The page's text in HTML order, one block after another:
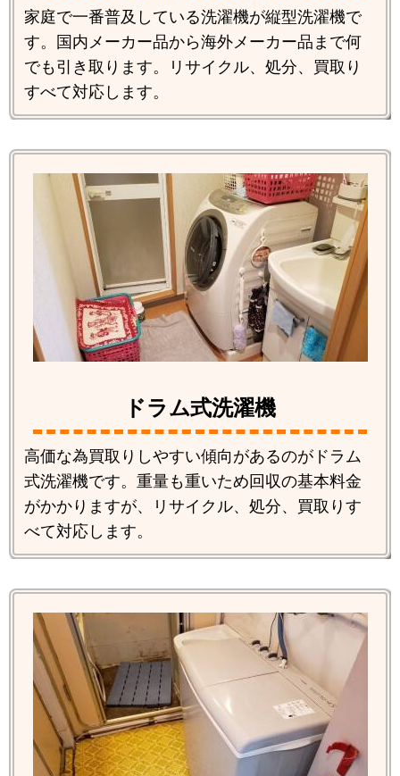
家庭で一番普及している洗濯機が縦型洗濯機で
す。国内メーカー品から海外メーカー品まで何
でも引き取ります。リサイクル、処分、買取り
すべて対応します。
ドラム式洗濯機
高価な為買取りしやすい傾向があるのがドラム
式洗濯機です。重量も重いため回収の基本料金
がかかりますが、リサイクル、処分、買取りす
べて対応します。